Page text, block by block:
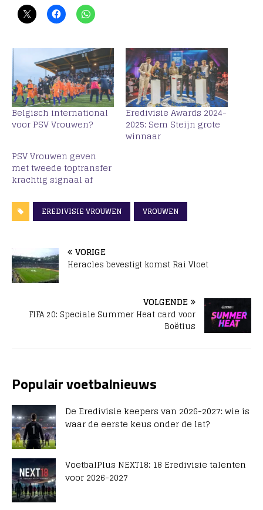
Belgisch international
voor PSV Vrouwen?
Eredivisie Awards 2024-
2025: Sem Steijn grote
winnaar
PSV Vrouwen geven
met tweede toptransfer
krachtig signaal af
EREDIVISIE VROUWEN VROUWEN
VORIGE
Heracles bevestigt komst Rai Vloet
VOLGENDE
FIFA 20: Speciale Summer Heat card voor
Boëtius
Populair voetbalnieuws
De Eredivisie keepers van 2026-2027: wie is
waar de eerste keus onder de lat?
VoetbalPlus NEXT18: 18 Eredivisie talenten
voor 2026-2027